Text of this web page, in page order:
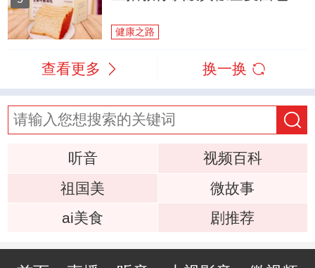
健康之路
查看更多 换一换
听音
视频百科
祖国美
微故事
ai美食
剧推荐